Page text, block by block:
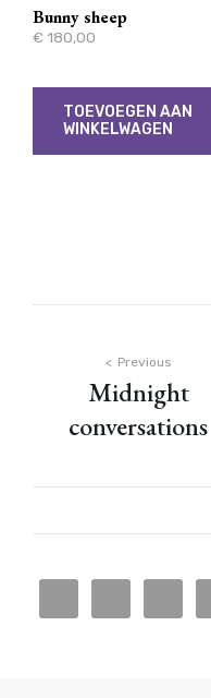
Bunny sheep
€ 180,00
TOEVOEGEN AAN
WINKELWAGEN
Bericht
navigatie
Previous
Midnight
conversations